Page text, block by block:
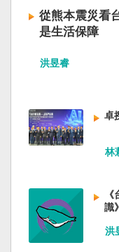
立、原軍委政
隊政委李偉、
前空軍政委郭
委鍾紹軍等。
天立、前內蒙
主席易會滿、
信部部長金壯
雷凡培，都是
倪岳峰「另有
時報披露張家
民黨蔣介石政
史就會是另一
國問題，中國
四五年八一五
語，一如新加
客家話、原住
四五年八一五
員國，也不至
爭。當然也沒
年戒嚴讓許多
泣。 如果一九
已民主化，不
從熊本震災看
是生活保障
援速度與災後
樣位於地震頻
注災害發生後
避難期間獲得
累積不少災害
者，即使面臨
園，讓第一線
力。 表面上看
層的問題是，
洪昱睿
卓
林
識
洪